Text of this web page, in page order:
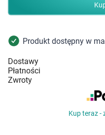
Mężczyzna
Zdrowy styl życia
Zabawki
Produkt dostępny w
Dostawy
Płatności
Zwroty
Kup teraz -